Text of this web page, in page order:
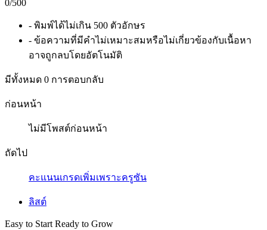
0/500
- พิมพ์ได้ไม่เกิน 500 ตัวอักษร
- ข้อความที่มีคำไม่เหมาะสมหรือไม่เกี่ยวข้องกับเนื้อหา
อาจถูกลบโดยอัตโนมัติ
มีทั้งหมด 0 การตอบกลับ
ก่อนหน้า
ไม่มีโพสต์ก่อนหน้า
ถัดไป
คะแนนเกรดเพิ่มเพราะครูซัน
ลิสต์
Easy to Start Ready to Grow